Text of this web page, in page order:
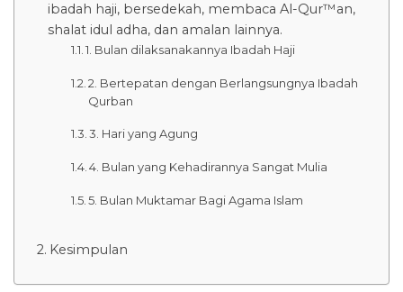
ibadah haji, bersedekah, membaca Al-Qur™an,
shalat idul adha, dan amalan lainnya.
1. Bulan dilaksanakannya Ibadah Haji
2. Bertepatan dengan Berlangsungnya Ibadah
Qurban
3. Hari yang Agung
4. Bulan yang Kehadirannya Sangat Mulia
5. Bulan Muktamar Bagi Agama Islam
Kesimpulan